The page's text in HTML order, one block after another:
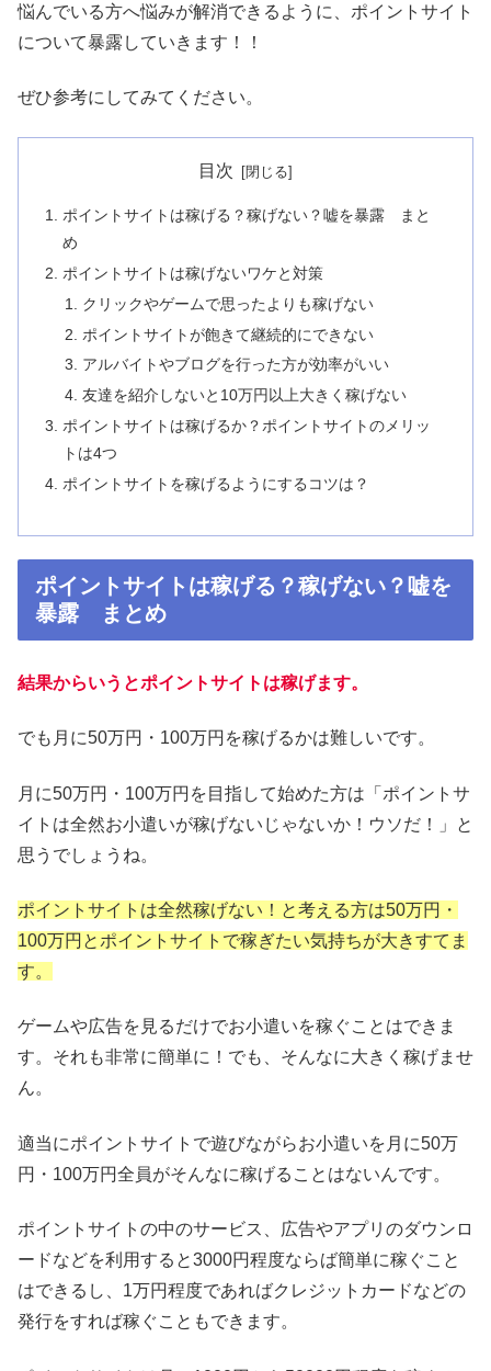
悩んでいる方へ悩みが解消できるように、ポイントサイト
について暴露していきます！！
ぜひ参考にしてみてください。
目次
ポイントサイトは稼げる？稼げない？嘘を暴露 まと
め
ポイントサイトは稼げないワケと対策
クリックやゲームで思ったよりも稼げない
ポイントサイトが飽きて継続的にできない
アルバイトやブログを行った方が効率がいい
友達を紹介しないと10万円以上大きく稼げない
ポイントサイトは稼げるか？ポイントサイトのメリッ
トは4つ
ポイントサイトを稼げるようにするコツは？
ポイントサイトは稼げる？稼げない？嘘を
暴露 まとめ
結果からいうとポイントサイトは稼げます。
でも月に50万円・100万円を稼げるかは難しいです。
月に50万円・100万円を目指して始めた方は「ポイントサ
イトは全然お小遣いが稼げないじゃないか！ウソだ！」と
思うでしょうね。
ポイントサイトは全然稼げない！と考える方は50万円・
100万円とポイントサイトで稼ぎたい気持ちが大きすてま
す。
ゲームや広告を見るだけでお小遣いを稼ぐことはできま
す。それも非常に簡単に！でも、そんなに大きく稼げませ
ん。
適当にポイントサイトで遊びながらお小遣いを月に50万
円・100万円全員がそんなに稼げることはないんです。
ポイントサイトの中のサービス、広告やアプリのダウンロ
ードなどを利用すると3000円程度ならば簡単に稼ぐこと
はできるし、1万円程度であればクレジットカードなどの
発行をすれば稼ぐこともできます。